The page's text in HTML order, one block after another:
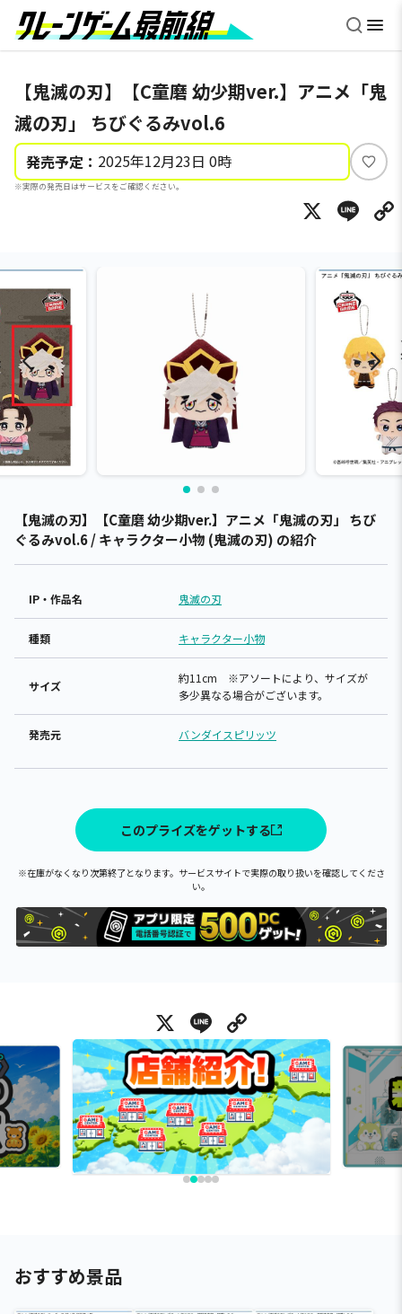
【鬼滅の刃】【C童磨 幼少期ver.】アニメ「鬼
滅の刃」 ちびぐるみvol.6
発売予定： 2025年12月23日 0時
※実際の発売日はサービスをご確認ください。
い
ね
X
【鬼滅の刃】【C童磨 幼少期ver.】アニメ「鬼滅の刃」 ちび
ぐるみvol.6 / キャラクター小物 (鬼滅の刃) の紹介
IP・作品名 鬼滅の刃
種類 キャラクター小物
サイズ
約11cm ※アソートにより、サイズが
多少異なる場合がございます。
発売元 バンダイスピリッツ
このプライズをゲットする
※在庫がなくなり次第終了となります。サービスサイトで実際の取り扱いを確認してくださ
い。
X Line
おすすめ景品